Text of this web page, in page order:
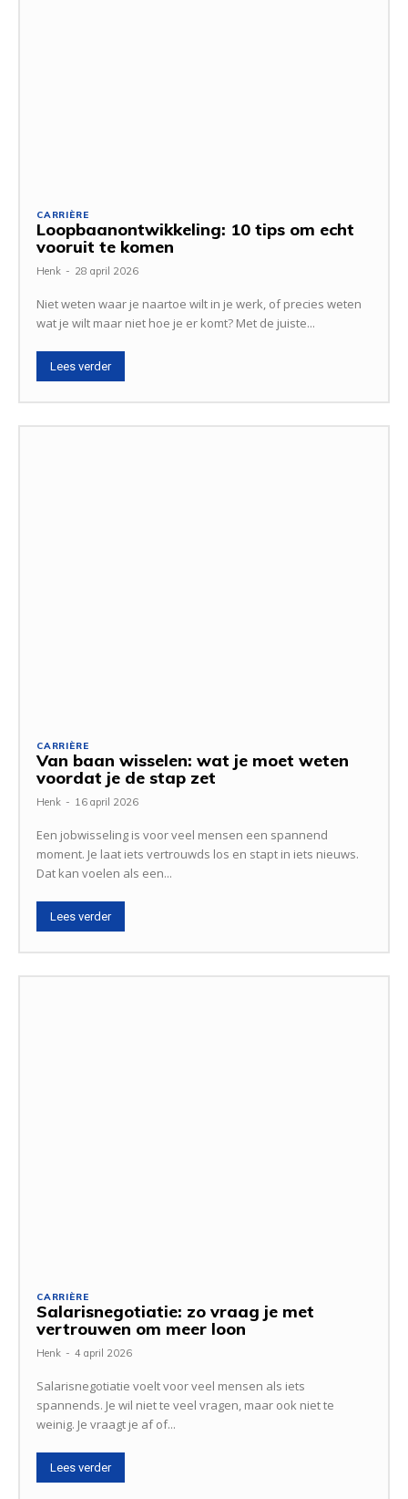
CARRIÈRE
Loopbaanontwikkeling: 10 tips om echt
vooruit te komen
Henk - 28 april 2026
Niet weten waar je naartoe wilt in je werk, of precies weten
wat je wilt maar niet hoe je er komt? Met de juiste...
Lees verder
CARRIÈRE
Van baan wisselen: wat je moet weten
voordat je de stap zet
Henk - 16 april 2026
Een jobwisseling is voor veel mensen een spannend
moment. Je laat iets vertrouwds los en stapt in iets nieuws.
Dat kan voelen als een...
Lees verder
CARRIÈRE
Salarisnegotiatie: zo vraag je met
vertrouwen om meer loon
Henk - 4 april 2026
Salarisnegotiatie voelt voor veel mensen als iets
spannends. Je wil niet te veel vragen, maar ook niet te
weinig. Je vraagt je af of...
Lees verder